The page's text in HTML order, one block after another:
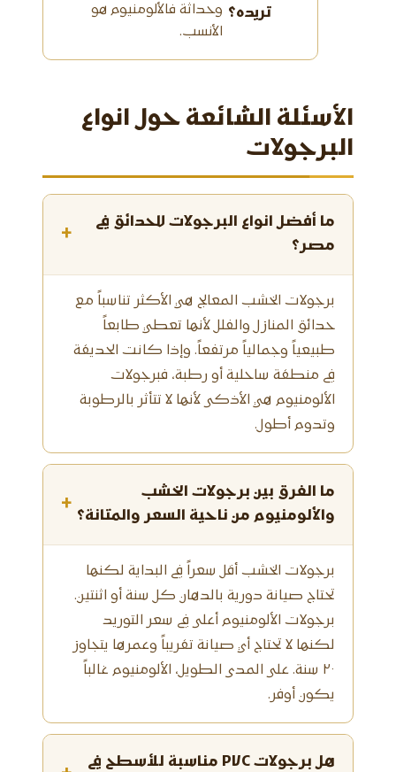
تريده؟ وحداثة فالألومنيوم هو
الأنسب.
الأسئلة الشائعة حول انواع
البرجولات
ما أفضل انواع البرجولات للحدائق في
مصر؟
برجولات الخشب المعالج هي الأكثر تناسباً مع
حدائق المنازل والفلل لأنها تعطي طابعاً
طبيعياً وجمالياً مرتفعاً. وإذا كانت الحديقة
في منطقة ساحلية أو رطبة، فبرجولات
الألومنيوم هي الأذكى لأنها لا تتأثر بالرطوبة
وتدوم أطول.
ما الفرق بين برجولات الخشب
والألومنيوم من ناحية السعر والمتانة؟
برجولات الخشب أقل سعراً في البداية لكنها
تحتاج صيانة دورية بالدهان كل سنة أو اثنتين.
برجولات الألومنيوم أعلى في سعر التوريد
لكنها لا تحتاج أي صيانة تقريباً وعمرها يتجاوز
٢٠ سنة. على المدى الطويل، الألومنيوم غالباً
يكون أوفر.
هل برجولات PVC مناسبة للأسطح في